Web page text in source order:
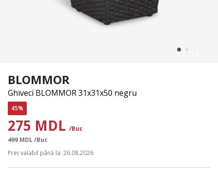
BLOMMOR
Ghiveci BLOMMOR 31x31x50 negru
45%
275 MDL /Buc
499 MDL/Buc
Preț valabil până la: 26.08.2026